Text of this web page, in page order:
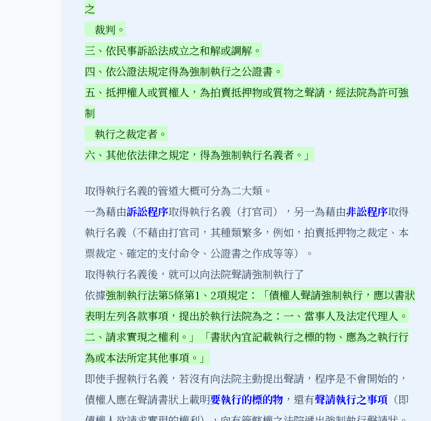
之
裁判。
三、依民事訴訟法成立之和解或調解。
四、依公證法規定得為強制執行之公證書。
五、抵押權人或質權人，為拍賣抵押物或質物之聲請，經法院為許可強
制
執行之裁定者。
六、其他依法律之規定，得為強制執行名義者。」
取得執行名義的管道大概可分為二大類。
一為藉由訴訟程序取得執行名義（打官司），另一為藉由非訟程序取得
執行名義（不藉由打官司，其種類繁多，例如，拍賣抵押物之裁定、本
票裁定、確定的支付命令、公證書之作成等等）。
取得執行名義後，就可以向法院聲請強制執行了
依據強制執行法第5條第1、2項規定：「債權人聲請強制執行，應以書狀
表明左列各款事項，提出於執行法院為之：一、當事人及法定代理人。
二、請求實現之權利。」「書狀內宜記載執行之標的物、應為之執行行
為或本法所定其他事項。」
即使手握執行名義，若沒有向法院主動提出聲請，程序是不會開始的，
債權人應在聲請書狀上載明要執行的標的物 ，還有聲請執行之事項 （即